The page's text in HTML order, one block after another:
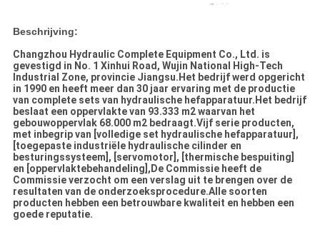
Beschrijving:
Changzhou Hydraulic Complete Equipment Co., Ltd. is
gevestigd in No. 1 Xinhui Road, Wujin National High-Tech
Industrial Zone, provincie Jiangsu.Het bedrijf werd opgericht
in 1990 en heeft meer dan 30 jaar ervaring met de productie
van complete sets van hydraulische hefapparatuur.Het bedrijf
beslaat een oppervlakte van 93.333 m2 waarvan het
gebouwoppervlak 68.000 m2 bedraagt.Vijf serie producten,
met inbegrip van [volledige set hydraulische hefapparatuur],
[toegepaste industriële hydraulische cilinder en
besturingssysteem], [servomotor], [thermische bespuiting]
en [oppervlaktebehandeling],De Commissie heeft de
Commissie verzocht om een verslag uit te brengen over de
resultaten van de onderzoeksprocedure.Alle soorten
producten hebben een betrouwbare kwaliteit en hebben een
goede reputatie.